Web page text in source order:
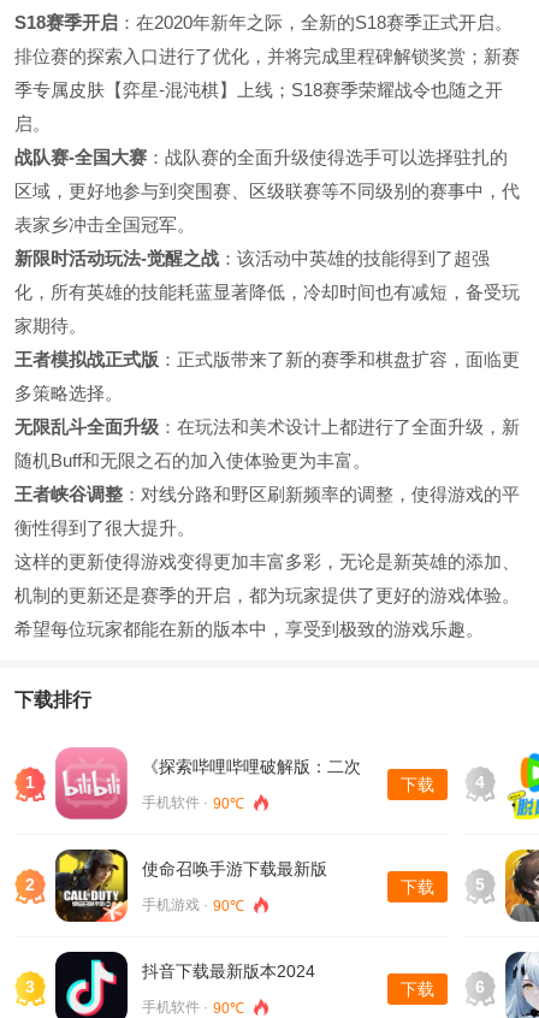
S18赛季开启 ：在2020年新年之际，全新的S18赛季正式开启。
排位赛的探索入口进行了优化，并将完成里程碑解锁奖赏；新赛
季专属皮肤【弈星-混沌棋】上线；S18赛季荣耀战令也随之开
启。
战队赛-全国大赛 ：战队赛的全面升级使得选手可以选择驻扎的
区域，更好地参与到突围赛、区级联赛等不同级别的赛事中，代
表家乡冲击全国冠军。
新限时活动玩法-觉醒之战 ：该活动中英雄的技能得到了超强
化，所有英雄的技能耗蓝显著降低，冷却时间也有减短，备受玩
家期待。
王者模拟战正式版 ：正式版带来了新的赛季和棋盘扩容，面临更
多策略选择。
无限乱斗全面升级 ：在玩法和美术设计上都进行了全面升级，新
随机Buff和无限之石的加入使体验更为丰富。
王者峡谷调整 ：对线分路和野区刷新频率的调整，使得游戏的平
衡性得到了很大提升。
这样的更新使得游戏变得更加丰富多彩，无论是新英雄的添加、
机制的更新还是赛季的开启，都为玩家提供了更好的游戏体验。
希望每位玩家都能在新的版本中，享受到极致的游戏乐趣。
下载排行
1
《探索哔哩哔哩破解版：二次
手机软件 · 90℃
下载
2
使命召唤手游下载最新版
手机游戏 · 90℃
下载
3
抖音下载最新版本2024
手机软件 · 90℃
下载
4
5
6